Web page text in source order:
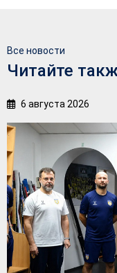
Все новости
Читайте
6 августа 2026